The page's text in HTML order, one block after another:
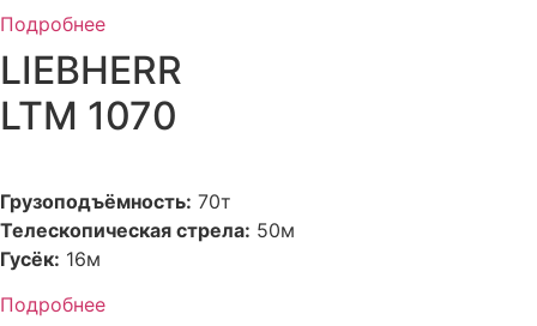
Подробнее
LIEBHERR
LTM 1070
Грузоподъёмность: 70т
Телескопическая стрела: 50м
Гусёк: 16м
Подробнее